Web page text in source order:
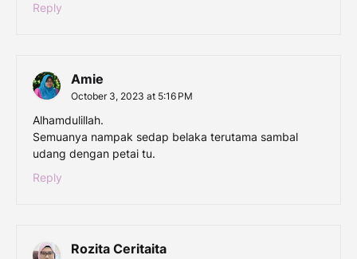
Reply
Amie
October 3, 2023 at 5:16 PM
Alhamdulillah.
Semuanya nampak sedap belaka terutama sambal
udang dengan petai tu.
Reply
Rozita Ceritaita